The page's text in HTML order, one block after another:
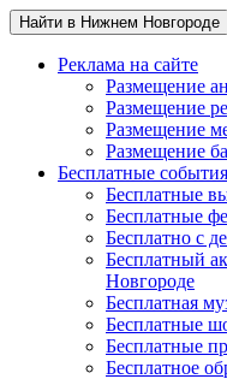
Найти в Нижнем Новгороде
Реклама на сайте
Размещение
Размещение
Размещение
Размещение
Бесплатные события
Бесплатные
Бесплатные
Бесплатно с
Бесплатный
Новгороде
Бесплатная
Бесплатные
Бесплатные
Бесплатное